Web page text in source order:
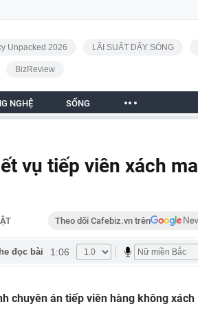
Unpacked 2026 LÃI SUẤT DẬY SÓNG
BizReview
NGHỆ SỐNG
vụ tiếp viên xách ma
Theo dõi Cafebiz.vn trên
đọc bài 1:06
chuyên án tiếp viên hàng không xách